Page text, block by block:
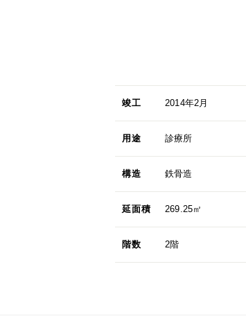
竣工 2014年2月
用途 診療所
構造 鉄骨造
延面積 269.25㎡
階数 2階